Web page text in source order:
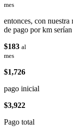
mes
entonces, con nuestra
de pago por km serían
$183 al
mes
$1,726
pago inicial
$3,922
Pago total